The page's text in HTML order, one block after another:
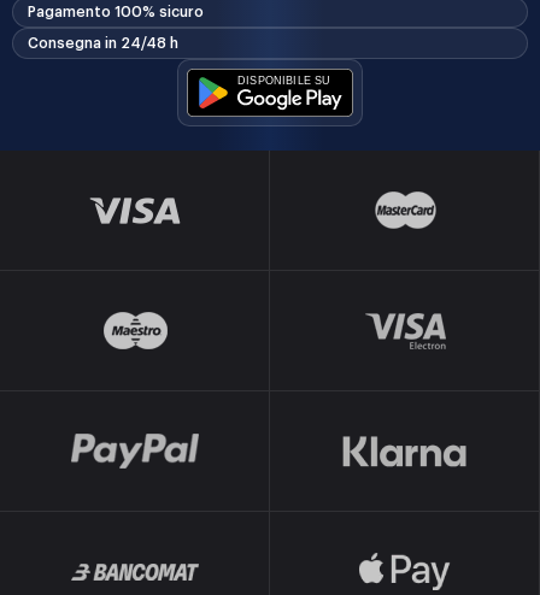
Pagamento 100% sicuro
Consegna in 24/48 h